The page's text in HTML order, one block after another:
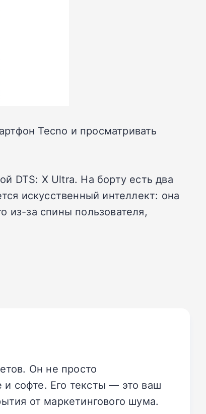
Tecno и просматривать
DTS: X Ultra. На борту есть два
искусственный интеллект: она
из-за спины пользователя,
Он не просто
и софте. Его тексты — это ваш
от маркетингового шума.